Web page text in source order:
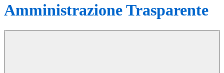
Amministrazione Trasparente